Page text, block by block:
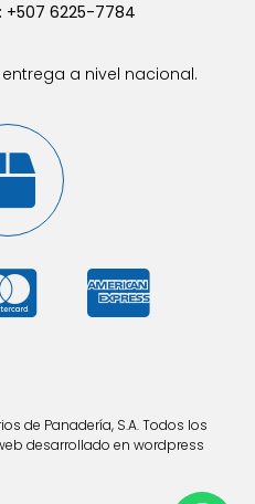
+507 6225-7784
a nivel nacional.
de Panadería, S.A. Todos los
desarrollado en wordpress